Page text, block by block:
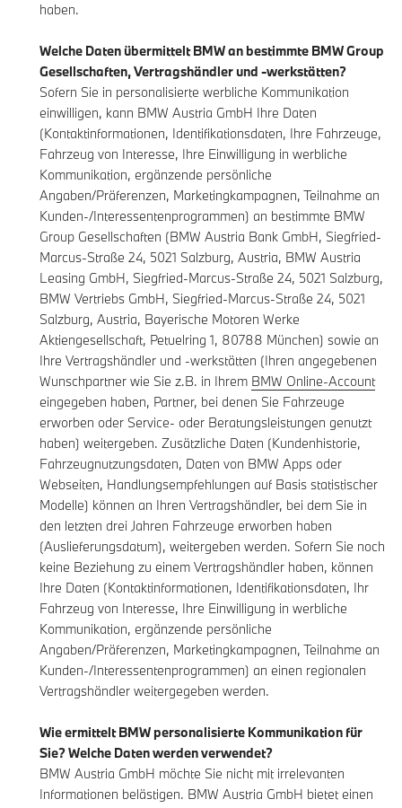
haben.
Welche Daten übermittelt BMW an bestimmte BMW Group
Gesellschaften, Vertragshändler und -werkstätten?
Sofern Sie in personalisierte werbliche Kommunikation
einwilligen, kann BMW Austria GmbH Ihre Daten
(Kontaktinformationen, Identifikationsdaten, Ihre Fahrzeuge,
Fahrzeug von Interesse, Ihre Einwilligung in werbliche
Kommunikation, ergänzende persönliche
Angaben/Präferenzen, Marketingkampagnen, Teilnahme an
Kunden-/Interessentenprogrammen) an bestimmte BMW
Group Gesellschaften (BMW Austria Bank GmbH, Siegfried-
Marcus-Straße 24, 5021 Salzburg, Austria, BMW Austria
Leasing GmbH, Siegfried-Marcus-Straße 24, 5021 Salzburg,
BMW Vertriebs GmbH, Siegfried-Marcus-Straße 24, 5021
Salzburg, Austria, Bayerische Motoren Werke
Aktiengesellschaft, Petuelring 1, 80788 München) sowie an
Ihre Vertragshändler und -werkstätten (Ihren angegebenen
Wunschpartner wie Sie z.B. in Ihrem BMW Online-Account
eingegeben haben, Partner, bei denen Sie Fahrzeuge
erworben oder Service- oder Beratungsleistungen genutzt
haben) weitergeben. Zusätzliche Daten (Kundenhistorie,
Fahrzeugnutzungsdaten, Daten von BMW Apps oder
Webseiten, Handlungsempfehlungen auf Basis statistischer
Modelle) können an Ihren Vertragshändler, bei dem Sie in
den letzten drei Jahren Fahrzeuge erworben haben
(Auslieferungsdatum), weitergeben werden. Sofern Sie noch
keine Beziehung zu einem Vertragshändler haben, können
Ihre Daten (Kontaktinformationen, Identifikationsdaten, Ihr
Fahrzeug von Interesse, Ihre Einwilligung in werbliche
Kommunikation, ergänzende persönliche
Angaben/Präferenzen, Marketingkampagnen, Teilnahme an
Kunden-/Interessentenprogrammen) an einen regionalen
Vertragshändler weitergegeben werden.
Wie ermittelt BMW personalisierte Kommunikation für
Sie? Welche Daten werden verwendet?
BMW Austria GmbH möchte Sie nicht mit irrelevanten
Informationen belästigen. BMW Austria GmbH bietet einen